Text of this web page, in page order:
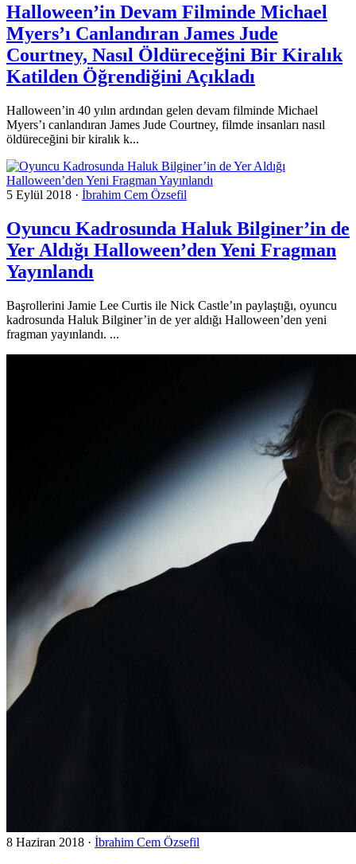
Halloween’in Devam Filminde Michael
Myers’ı Canlandıran James Jude
Courtney, Nasıl Öldüreceğini Bir Kiralık
Katilden Öğrendiğini Açıkladı
Halloween’in 40 yılın ardından gelen devam filminde Michael
Myers’ı canlandıran James Jude Courtney, filmde insanları nasıl
öldüreceğini bir kiralık k...
5 Eylül 2018 · İbrahim Cem Özsefil
Oyuncu Kadrosunda Haluk Bilginer’in de
Yer Aldığı Halloween’den Yeni Fragman
Yayınlandı
Başrollerini Jamie Lee Curtis ile Nick Castle’ın paylaştığı, oyuncu
kadrosunda Haluk Bilginer’in de yer aldığı Halloween’den yeni
fragman yayınlandı. ...
8 Haziran 2018 · İbrahim Cem Özsefil